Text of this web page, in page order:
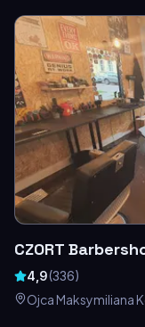
CZORT
4,9(336)
Ojca Maksymiliana